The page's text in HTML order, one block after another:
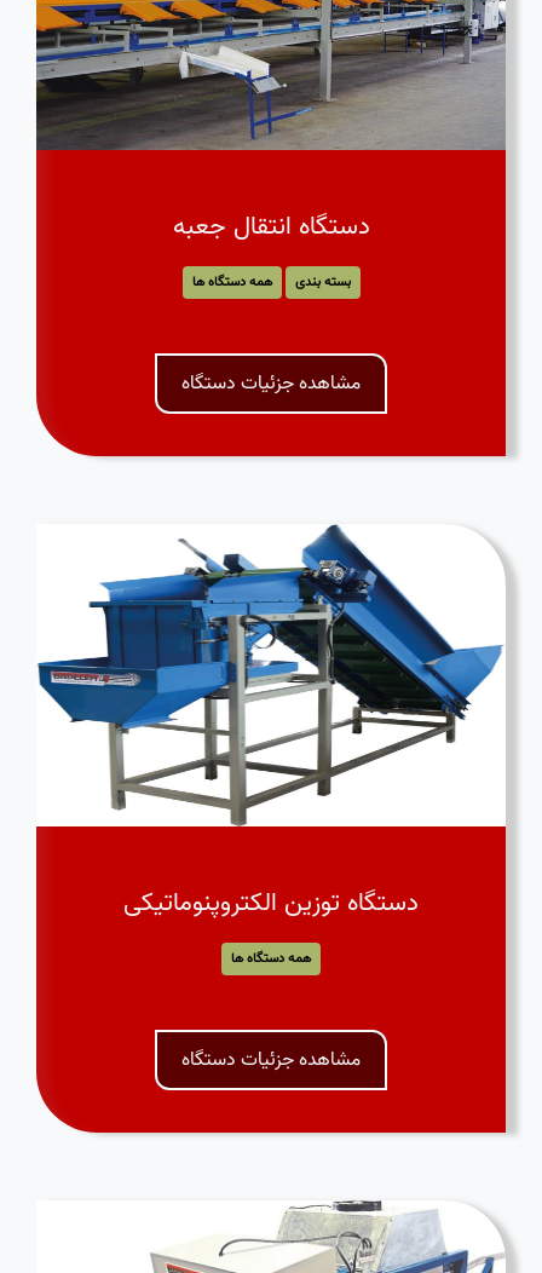
دستگاه انتقال جعبه
بسته بندی همه دستگاه ها
مشاهده جزئیات دستگاه
دستگاه توزین الکتروپنوماتیکی
همه دستگاه ها
مشاهده جزئیات دستگاه